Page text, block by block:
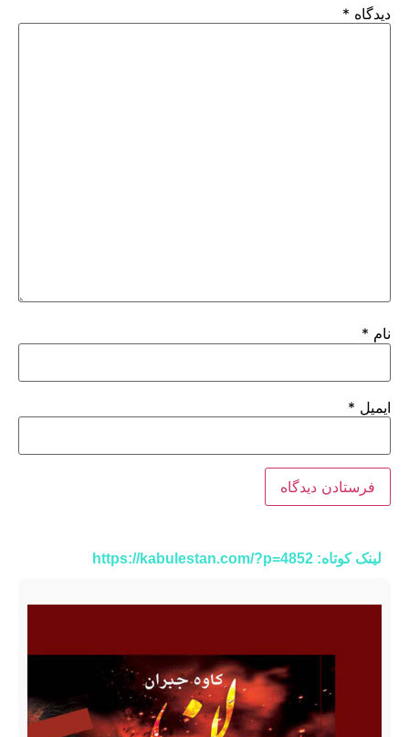
لینک کوتاه: https://kabulestan.com/?p=4852
دیدگاه *
نام *
ایمیل *